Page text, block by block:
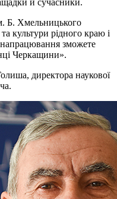
Б. Хмельницького
та культури рідного краю і
напрацювання зможете
Черкащини».
директора наукової